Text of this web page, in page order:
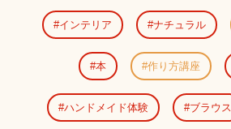
インテリア ナチュラル
本 作り方講座
ハンドメイド体験 ブラウス